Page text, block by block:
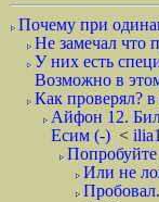
Почему при
Не замечал что
У них есть
Возможно в
Как проверял?
Айфон 12.
Есим (-) <
Попробуйте
Или не